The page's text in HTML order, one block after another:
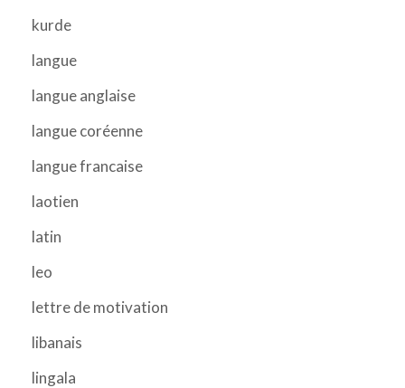
kurde
langue
langue anglaise
langue coréenne
langue francaise
laotien
latin
leo
lettre de motivation
libanais
lingala